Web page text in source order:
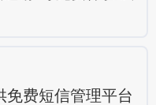
免费短信管理平台